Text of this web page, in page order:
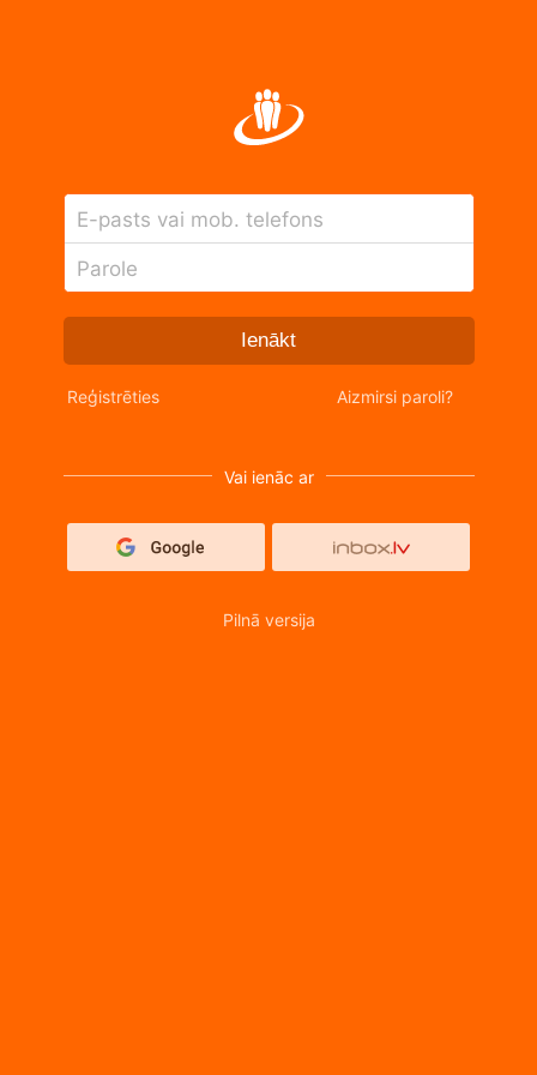
E-pasts vai mob. telefons
Parole
Ienākt
Reģistrēties Aizmirsi paroli?
Vai ienāc ar
Pilnā versija